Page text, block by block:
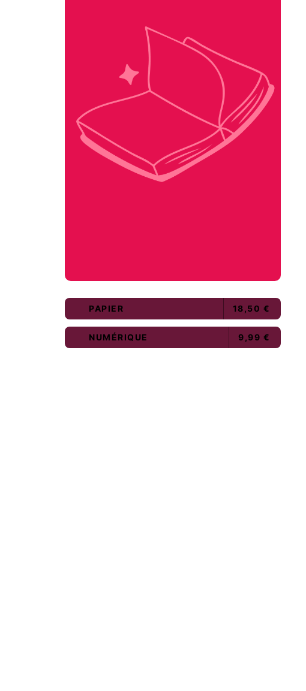
PAPIER 18,50 €
NUMÉRIQUE 9,99 €